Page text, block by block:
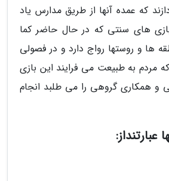
که عمده آنها از طریق مدارس یاد
بازی های سنتی که در حال حاضر کما
ها و روستها رواج دارد و در فصولی
مردم به طبیعت می فرایند این بازی
و همکاری گروهی را می طلبد انجام
عبارتنداز: